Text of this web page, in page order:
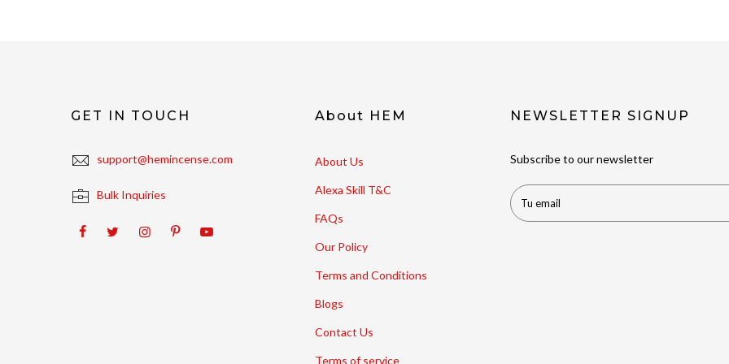
GET IN TOUCH
support@hemincense.com
Bulk Inquiries
About HEM
About Us
Alexa Skill T&C
FAQs
Our Policy
Terms and Conditions
Blogs
Contact Us
Terms of service
NEWSLETTER SIGNUP
Subscribe to our newsletter